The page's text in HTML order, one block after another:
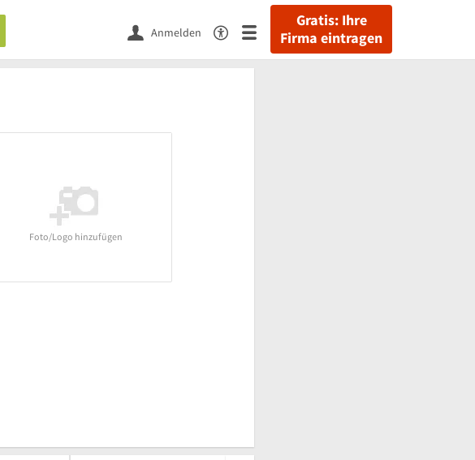
Gratis: Ihre
Firma eintragen
Anmelden
Foto/Logo hinzufügen